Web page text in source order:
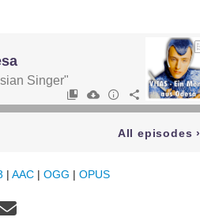
Singer"
All episodes ›
| AAC | OGG | OPUS